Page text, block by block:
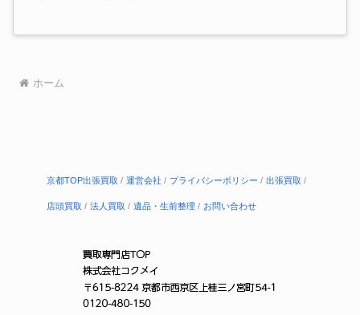
ホーム
京都TOP出張買取 運営会社 プライバシーポリシー 出張買取
店頭買取 法人買取 遺品・生前整理 お問い合わせ